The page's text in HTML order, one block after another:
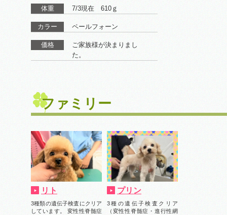
体重 7/3現在 610ｇ
カラー ペールフォーン
価格
ご家族様が決まりまし
た。
ファミリー
リト
3種類の遺伝子検査にクリア
しています。 変性性脊髄症
プリン
3種の遺伝子検査クリア
（変性性脊髄症・進行性網